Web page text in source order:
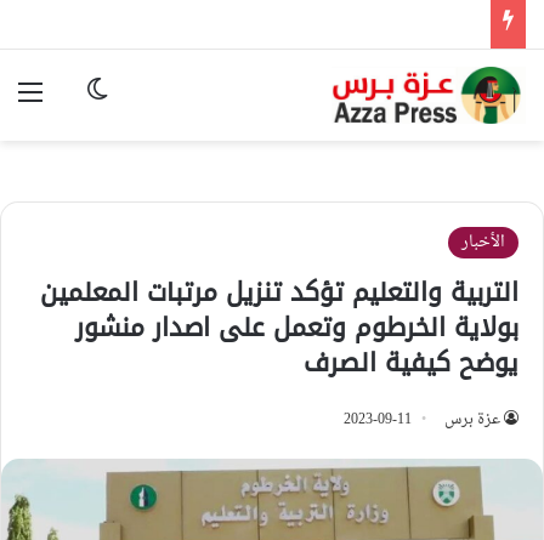
الوضع
الأخبار
التربية والتعليم تؤكد تنزيل مرتبات المعلمين
بولاية الخرطوم وتعمل على اصدار منشور
يوضح كيفية الصرف
عزة برس 2023-09-11